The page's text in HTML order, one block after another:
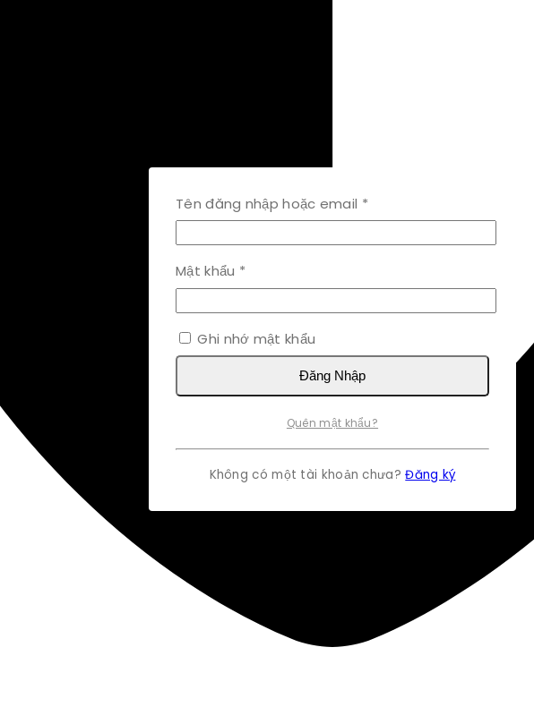
Tên đăng nhập hoặc email *Bắt
buộc
Mật khẩu *
buộc
Ghi nhớ mật khẩu
Đăng Nhập
Quên mật khẩu?
Không có một tài khoản chưa?Đăng ký